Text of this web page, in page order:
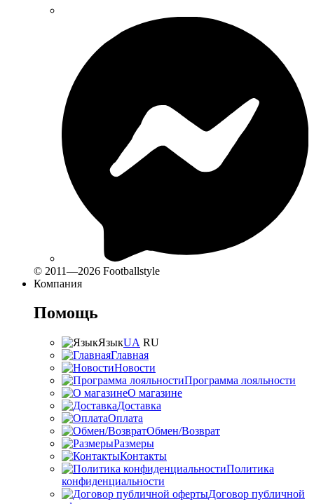
© 2011—2026 Footballstyle
Компания
Помощь
ЯзыкUA RU
Главная
Новости
Программа лояльности
О магазине
Доставка
Оплата
Обмен/Возврат
Размеры
Контакты
Политика
конфиденциальности
Договор публичной